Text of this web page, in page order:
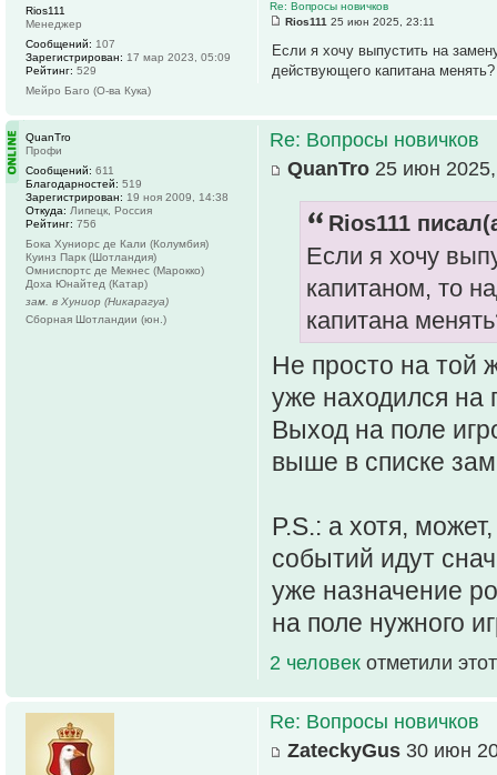
Re: Вопросы новичков
Rios111 25 июн 2025, 23:11
Если я хочу выпустить на
действующего капитана менять?
Rios111
Менеджер
Сообщений: 107
Зарегистрирован: 17 мар 2023, 05:09
Рейтинг: 529
Мейро Баго (О-ва Кука)
Re: Вопросы новичков
QuanTro 25 июн
Rios111
Если я хочу
капитаном, то
капитана
Не просто на той
уже находился на
Выход на поле
выше в списке
P.S.: а хотя,
событий идут
уже назначение
на поле нужного
2 человек отметили
QuanTro
Профи
Сообщений: 611
Благодарностей: 519
Зарегистрирован: 19 ноя 2009, 14:38
Откуда: Липецк, Россия
Рейтинг: 756
Бока Хуниорс де Кали (Колумбия)
Куинз Парк (Шотландия)
Омниспортc де Мекнес (Марокко)
Доха Юнайтед (Катар)
зам. в Хуниор (Никарагуа)
Сборная Шотландии (юн.)
Re: Вопросы новичков
ZateckyGus 30 июн